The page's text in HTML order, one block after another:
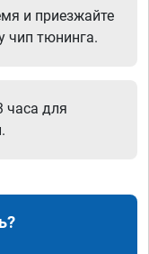
и приезжайте
чип тюнинга.
часа для